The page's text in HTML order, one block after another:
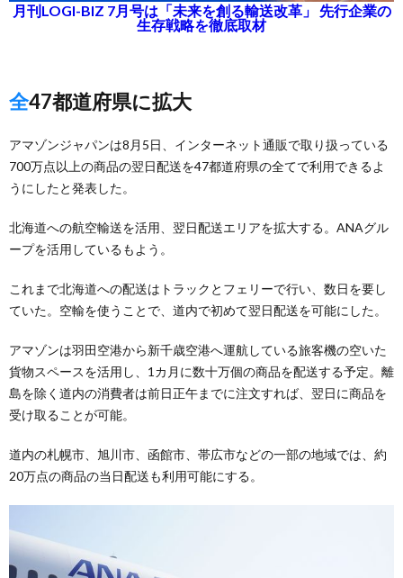
月刊LOGI-BIZ 7月号は「未来を創る輸送改革」 先行企業の
生存戦略を徹底取材
全47都道府県に拡大
アマゾンジャパンは8月5日、インターネット通販で取り扱っている
700万点以上の商品の翌日配送を47都道府県の全てで利用できるよ
うにしたと発表した。
北海道への航空輸送を活用、翌日配送エリアを拡大する。ANAグル
ープを活用しているもよう。
これまで北海道への配送はトラックとフェリーで行い、数日を要し
ていた。空輸を使うことで、道内で初めて翌日配送を可能にした。
アマゾンは羽田空港から新千歳空港へ運航している旅客機の空いた
貨物スペースを活用し、1カ月に数十万個の商品を配送する予定。離
島を除く道内の消費者は前日正午までに注文すれば、翌日に商品を
受け取ることが可能。
道内の札幌市、旭川市、函館市、帯広市などの一部の地域では、約
20万点の商品の当日配送も利用可能にする。